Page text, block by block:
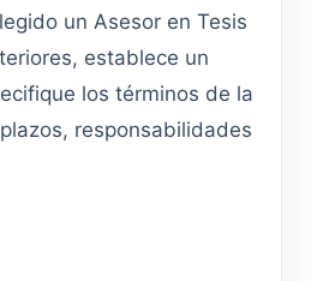
un Asesor en Tesis
establece un
los términos de la
responsabilidades